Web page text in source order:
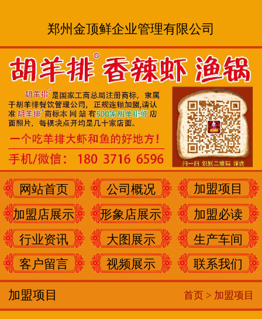
郑州金顶鲜企业管理有限公司
网站首页 公司概况
加盟项目
加盟店展示
形象店展示
加盟必读
行业资讯
大图展示
生产车间
客户留言
视频展示 联系我们
加盟项目 加盟项目
首页 >